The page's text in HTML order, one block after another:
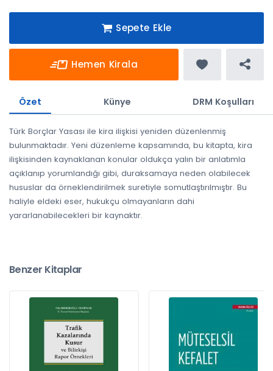
Sepete Ekle
Hemen Kirala
Özet Künye DRM Koşulları
Türk Borçlar Yasası ile kira ilişkisi yeniden düzenlenmiş
bulunmaktadır. Yeni düzenleme kapsamında, bu kitapta, kira
ilişkisinden kaynaklanan konular oldukça yalın bir anlatımla
açıklanıp yorumlandığı gibi, duraksamaya neden olabilecek
hususlar da örneklendirilmek suretiyle somutlaştırılmıştır. Bu
haliyle eldeki eser, hukukçu olmayanların dahi
yararlanabilecekleri bir kaynaktır.
Benzer Kitaplar